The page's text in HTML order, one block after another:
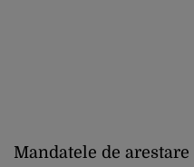
Mandatele de